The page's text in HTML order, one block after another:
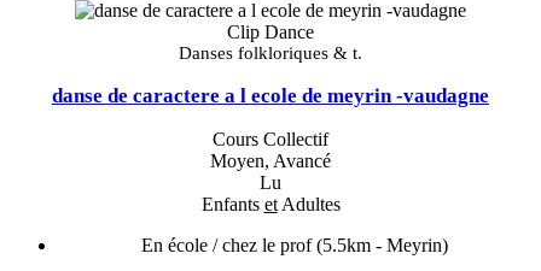
Clip Dance
Danses folkloriques & t.
danse de caractere a l ecole de meyrin -vaudagne
Cours Collectif
Moyen, Avancé
Lu
Enfants etAdultes
En école / chez le prof(5.5km - Meyrin)